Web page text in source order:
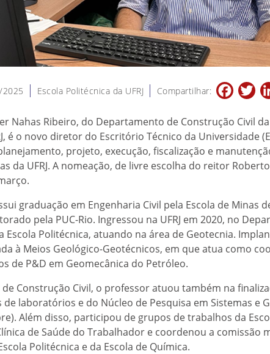
2025 Escola Politécnica da UFRJ Compartilhar:
Nahas Ribeiro, do Departamento de Construção Civil da
é o novo diretor do Escritório Técnico da Universidade
projeto, execução, fiscalização e
da UFRJ. A nomeação, de livre escolha do reitor
graduação em Engenharia Civil pela Escola de Minas
pela PUC-Rio. Ingressou na UFRJ em 2020, no
Escola Politécnica, atuando na área de Geotecnia.
à Meios Geológico-Geotécnicos, em que atua como
de P&D em Geomecânica do Petróleo.
Construção Civil, o professor atuou também na
laboratórios e do Núcleo de Pesquisa em Sistemas e
Além disso, participou de grupos de trabalhos da
de Saúde do Trabalhador e coordenou a comissão
Politécnica e da Escola de Química.